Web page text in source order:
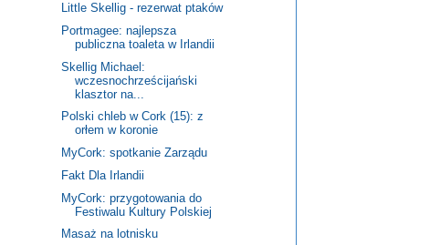
Little Skellig - rezerwat ptaków
Portmagee: najlepsza
publiczna toaleta w Irlandii
Skellig Michael:
wczesnochrześcijański
klasztor na...
Polski chleb w Cork (15): z
orłem w koronie
MyCork: spotkanie Zarządu
Fakt Dla Irlandii
MyCork: przygotowania do
Festiwalu Kultury Polskiej
Masaż na lotnisku